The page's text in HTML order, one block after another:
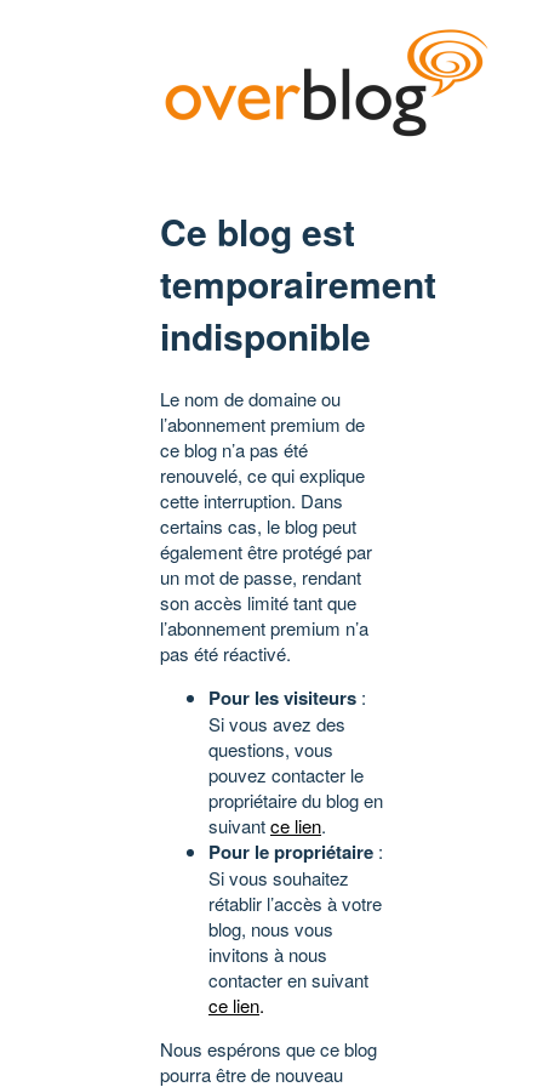
Ce blog est
temporairement
indisponible
Le nom de domaine ou
l’abonnement premium de
ce blog n’a pas été
renouvelé, ce qui explique
cette interruption. Dans
certains cas, le blog peut
également être protégé par
un mot de passe, rendant
son accès limité tant que
l’abonnement premium n’a
pas été réactivé.
Pour les visiteurs :
Si vous avez des
questions, vous
pouvez contacter le
propriétaire du blog en
suivantce lien.
Pour le propriétaire :
Si vous souhaitez
rétablir l’accès à votre
blog, nous vous
invitons à nous
contacter en suivant
ce lien.
Nous espérons que ce blog
pourra être de nouveau